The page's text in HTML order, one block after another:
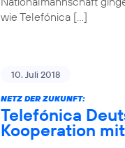
wie Telefónica […]
10. Juli 2018
NETZ DER ZUKUNFT:
Telefónica
Kooperation mit